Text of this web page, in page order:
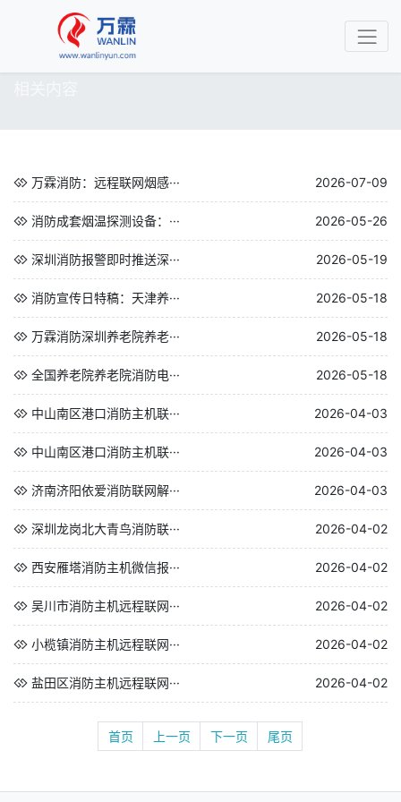
万霖消防：远程联网烟感··· 2026-07-09
消防成套烟温探测设备：··· 2026-05-26
深圳消防报警即时推送深··· 2026-05-19
消防宣传日特稿：天津养··· 2026-05-18
万霖消防深圳养老院养老··· 2026-05-18
全国养老院养老院消防电··· 2026-05-18
中山南区港口消防主机联··· 2026-04-03
中山南区港口消防主机联··· 2026-04-03
济南济阳依爱消防联网解··· 2026-04-03
深圳龙岗北大青鸟消防联··· 2026-04-02
西安雁塔消防主机微信报··· 2026-04-02
吴川市消防主机远程联网··· 2026-04-02
小榄镇消防主机远程联网··· 2026-04-02
盐田区消防主机远程联网··· 2026-04-02
首页 上一页 下一页 尾页